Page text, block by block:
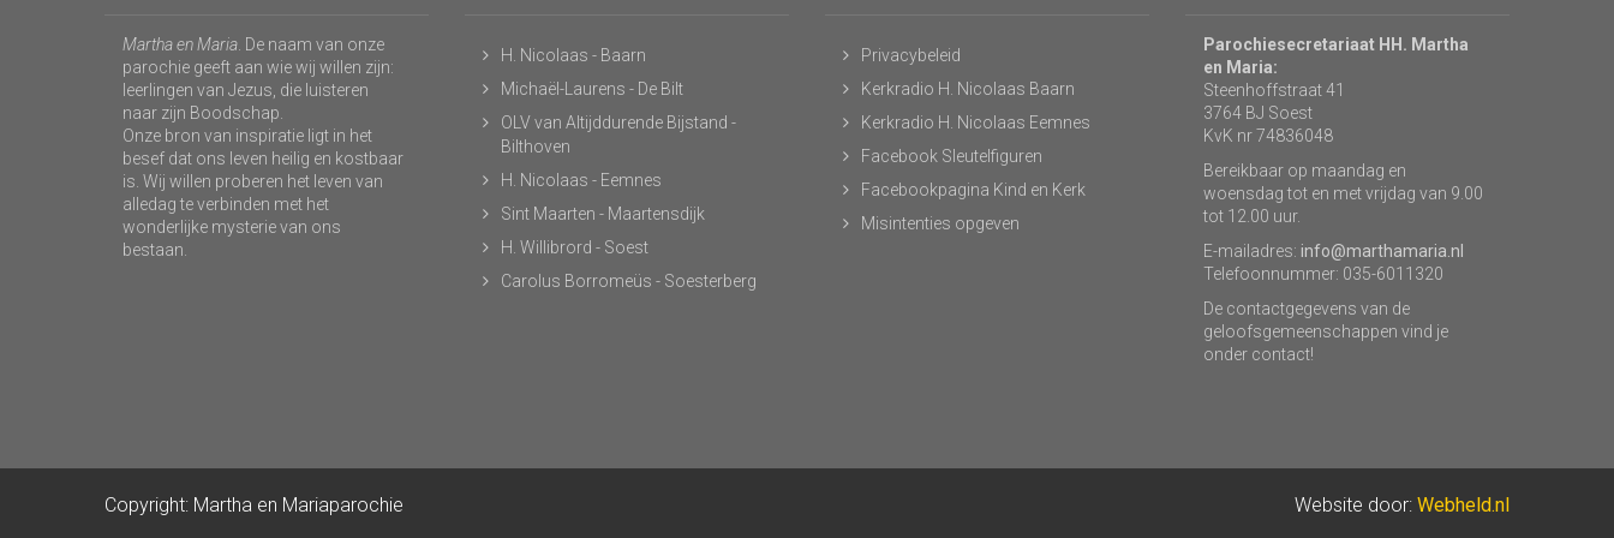
Martha en Maria . De naam van onze
parochie geeft aan wie wij willen zijn:
leerlingen van Jezus, die luisteren
naar zijn Boodschap.
Onze bron van inspiratie ligt in het
besef dat ons leven heilig en kostbaar
is. Wij willen proberen het leven van
alledag te verbinden met het
wonderlijke mysterie van ons
bestaan.
H. Nicolaas - Baarn
Michaël-Laurens - De Bilt
OLV van Altijddurende Bijstand -
Bilthoven
H. Nicolaas - Eemnes
Sint Maarten - Maartensdijk
H. Willibrord - Soest
Carolus Borromeüs - Soesterberg
Privacybeleid
Kerkradio H. Nicolaas Baarn
Kerkradio H. Nicolaas Eemnes
Facebook Sleutelfiguren
Facebookpagina Kind en Kerk
Misintenties opgeven
Parochiesecretariaat HH. Martha
en Maria:
Steenhoffstraat 41
3764 BJ Soest
KvK nr 74836048
Bereikbaar op maandag en
woensdag tot en met vrijdag van 9.00
tot 12.00 uur.
E-mailadres: info@marthamaria.nl
Telefoonnummer: 035-6011320
De contactgegevens van de
geloofsgemeenschappen vind je
onder contact!
Copyright: Martha en Mariaparochie Website door: Webheld.nl